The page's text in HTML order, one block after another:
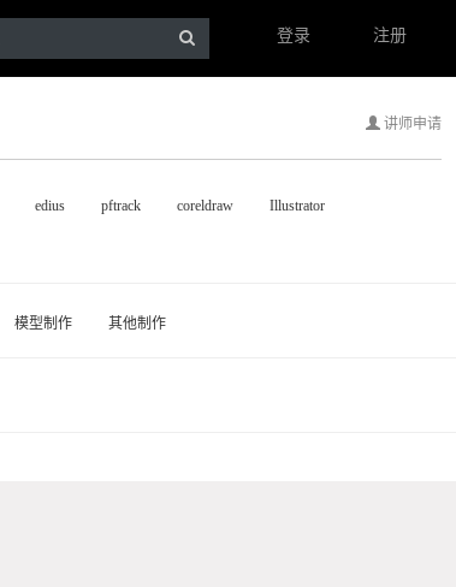
登录 注册
讲师申请
edius pftrack coreldraw Illustrator
模型制作 其他制作